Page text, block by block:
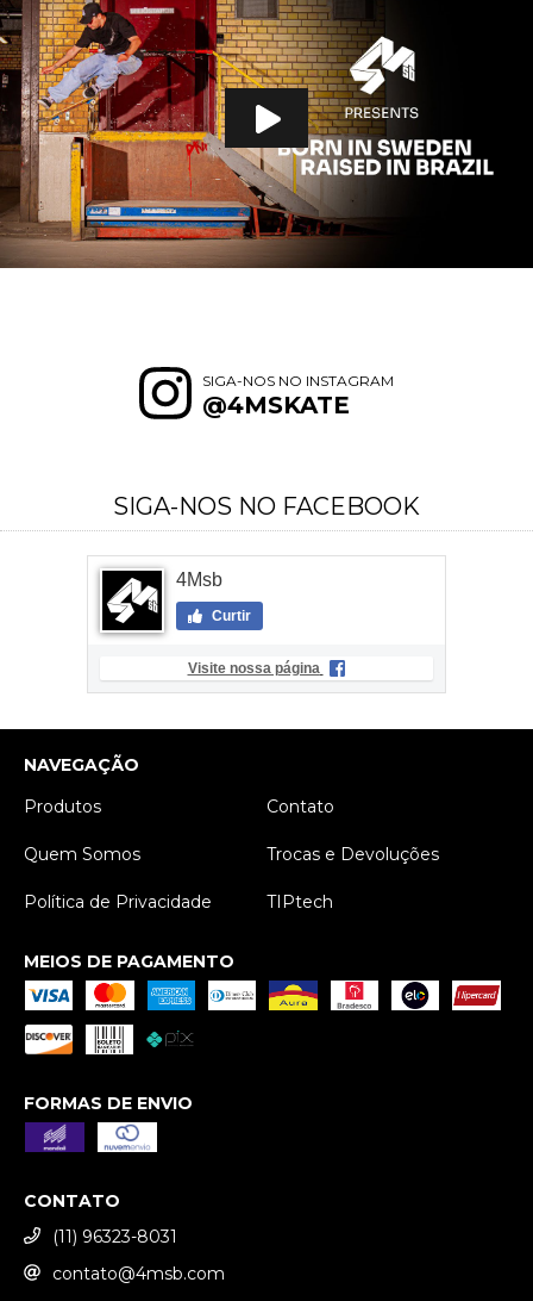
SIGA-NOS NO INSTAGRAM
@4MSKATE
SIGA-NOS NO FACEBOOK
4Msb
Curtir
Visite nossa página
NAVEGAÇÃO
Produtos
Contato
Quem Somos Trocas e Devoluções
Política de Privacidade TIPtech
MEIOS DE PAGAMENTO
FORMAS DE ENVIO
CONTATO
(11) 96323-8031
contato@4msb.com